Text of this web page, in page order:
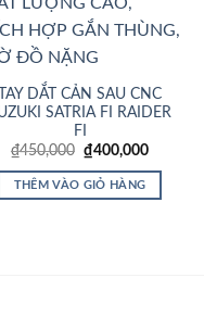
TAY DẮT CẢN SAU CNC
SATRIA FI RAIDER
FI
₫450,000 Giá
là:
₫450,000.
₫400,000Giá
THÊM VÀO GIỎ HÀNG